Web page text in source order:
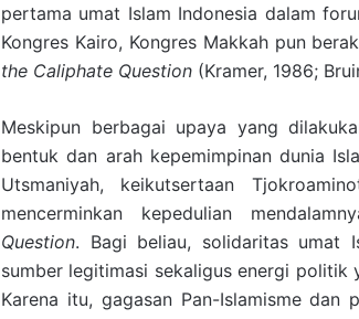
pertama umat Islam Indonesia dalam
Kongres Kairo, Kongres Makkah pun
the Caliphate Question (Kramer, 1986;
Meskipun berbagai upaya yang
bentuk dan arah kepemimpinan dunia
Utsmaniyah, keikutsertaan
mencerminkan kepedulian
Question. Bagi beliau, solidaritas umat
sumber legitimasi sekaligus energi politik
Karena itu, gagasan Pan-Islamisme dan